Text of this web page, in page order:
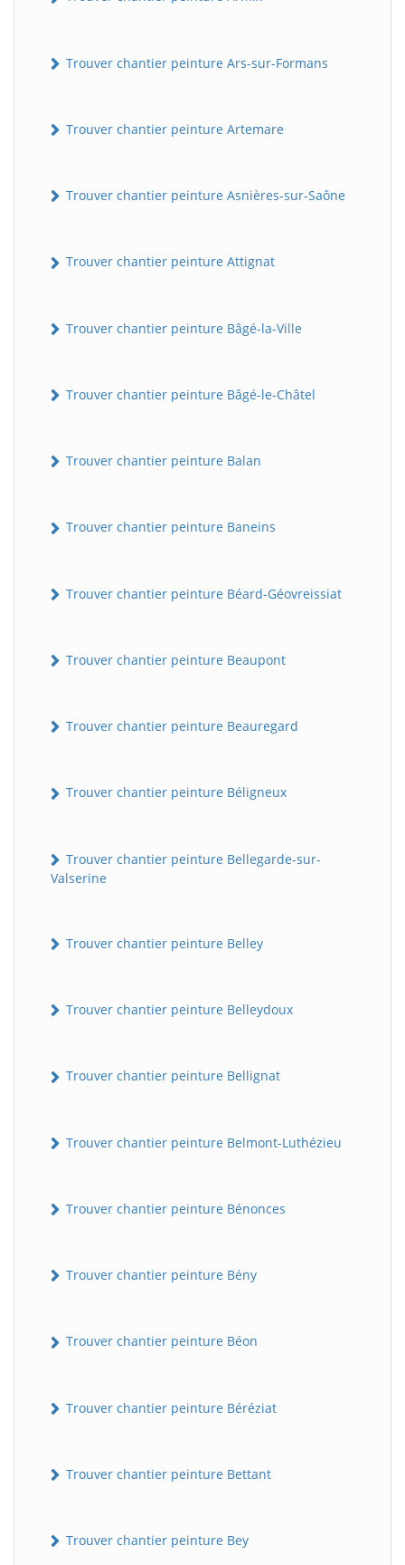
Trouver chantier peinture Ars-sur-Formans
Trouver chantier peinture Artemare
Trouver chantier peinture Asnières-sur-Saône
Trouver chantier peinture Attignat
Trouver chantier peinture Bâgé-la-Ville
Trouver chantier peinture Bâgé-le-Châtel
Trouver chantier peinture Balan
Trouver chantier peinture Baneins
Trouver chantier peinture Béard-Géovreissiat
Trouver chantier peinture Beaupont
Trouver chantier peinture Beauregard
Trouver chantier peinture Béligneux
Trouver chantier peinture Bellegarde-sur-
Valserine
Trouver chantier peinture Belley
Trouver chantier peinture Belleydoux
Trouver chantier peinture Bellignat
Trouver chantier peinture Belmont-Luthézieu
Trouver chantier peinture Bénonces
Trouver chantier peinture Bény
Trouver chantier peinture Béon
Trouver chantier peinture Béréziat
Trouver chantier peinture Bettant
Trouver chantier peinture Bey